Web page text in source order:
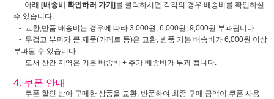
아래 [배송비 확인하러 가기] 를 클릭하시면 각각의 경우 배송비를 확인하실
수 있습니다.
- 교환,반품 배송비는 경우에 따라 3,000원, 6,000원, 9,000원 부과됩니다.
- 무겁고 부피가 큰 제품(카페트 등)은 교환, 반품 기본 배송비가 6,000원 이상
부과될 수 있습니다.
- 도서 산간 지역은 기본 배송비 + 추가 배송비가 부과 됩니다.
4. 쿠폰 안내
- 쿠폰 할인 받아 구매한 상품을 교환, 반품하여 최종 구매 금액이 쿠폰 사용